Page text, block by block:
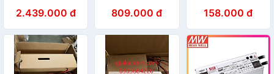
Meanwell
2.439.000 đ
12V 6.3A) Hàng
phập khẩu
809.000 đ 158.000 đ